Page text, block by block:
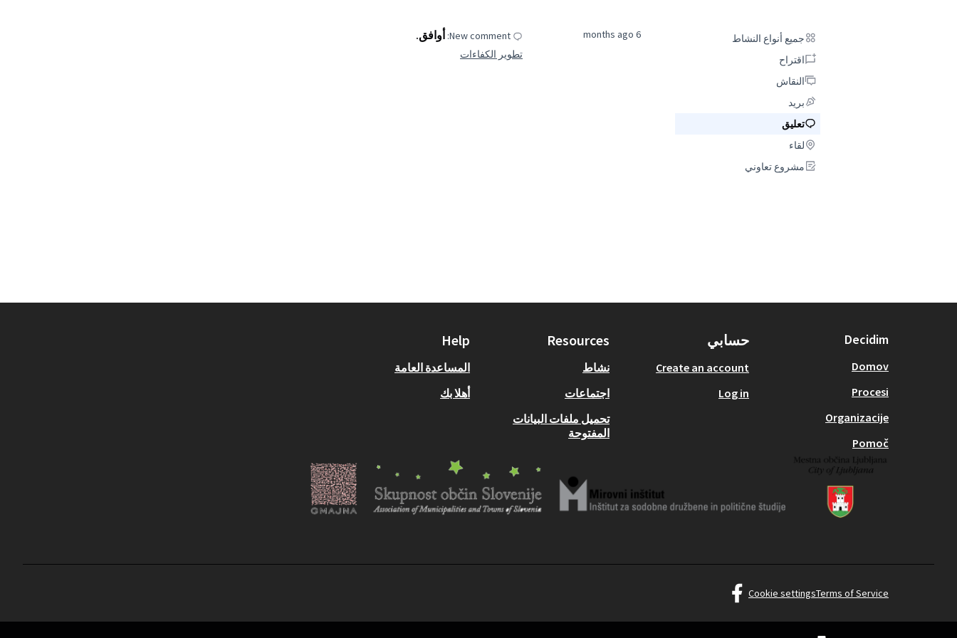
جميع أنواع النشاط
جميع أنواع النشاط
اقتراحاقتراح
النقاشالنقاش
بريدبريد
تعليقتعليق
لقاءلقاء
مشروع تعاوني
مشروع تعاوني
6 months ago أوافق.
تطوير الكفاءات
Decidim
Domov
Procesi
Organizacije
Pomoč
حسابي
Create an account
Log in
Resources
نشاط
اجتماعات
تحميل ملفات البيانات
المفتوحة
Help
المساعدة العامة
أهلا بك
Terms of Service
Cookie settings قرر ليوبليانا at Facebook